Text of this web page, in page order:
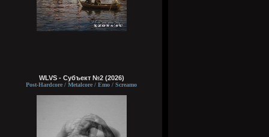
WLVS - Субъект №2 (2026)
Post-Hardcore / Metalcore / Emo / Screamo